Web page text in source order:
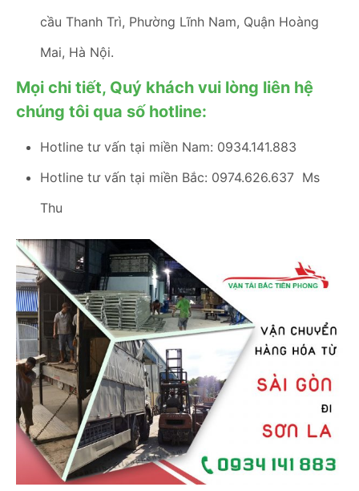
cầu Thanh Trì, Phường Lĩnh Nam, Quận Hoàng
Mai, Hà Nội.
Mọi chi tiết, Quý khách vui lòng liên hệ
chúng tôi qua số hotline:
Hotline tư vấn tại miền Nam: 0934.141.883
Hotline tư vấn tại miền Bắc: 0974.626.637 Ms
Thu